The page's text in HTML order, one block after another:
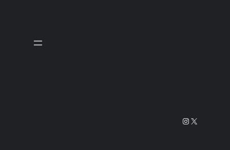
Instagram X